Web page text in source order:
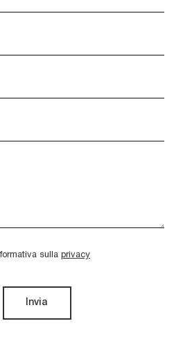
sulla privacy
Invia